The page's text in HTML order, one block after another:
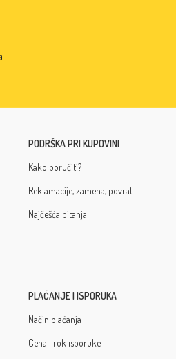
PODRŠKA PRI KUPOVINI
Kako poručiti?
Reklamacije, zamena, povrat
Najčešća pitanja
PLAĆANJE I ISPORUKA
Način plaćanja
Cena i rok isporuke